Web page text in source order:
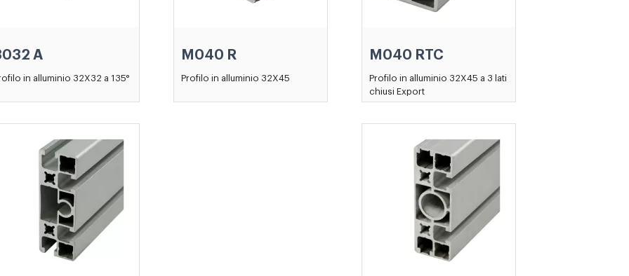
A
in alluminio 32X32 a 135°
M040 R
Profilo in alluminio 32X45
M040 RTC
Profilo in alluminio 32X45 a 3 lati
chiusi Export